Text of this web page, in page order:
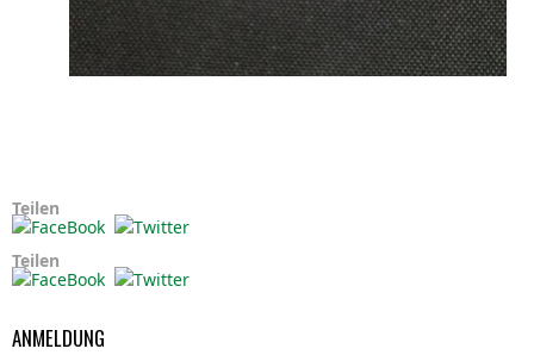
Teilen
Teilen
ANMELDUNG